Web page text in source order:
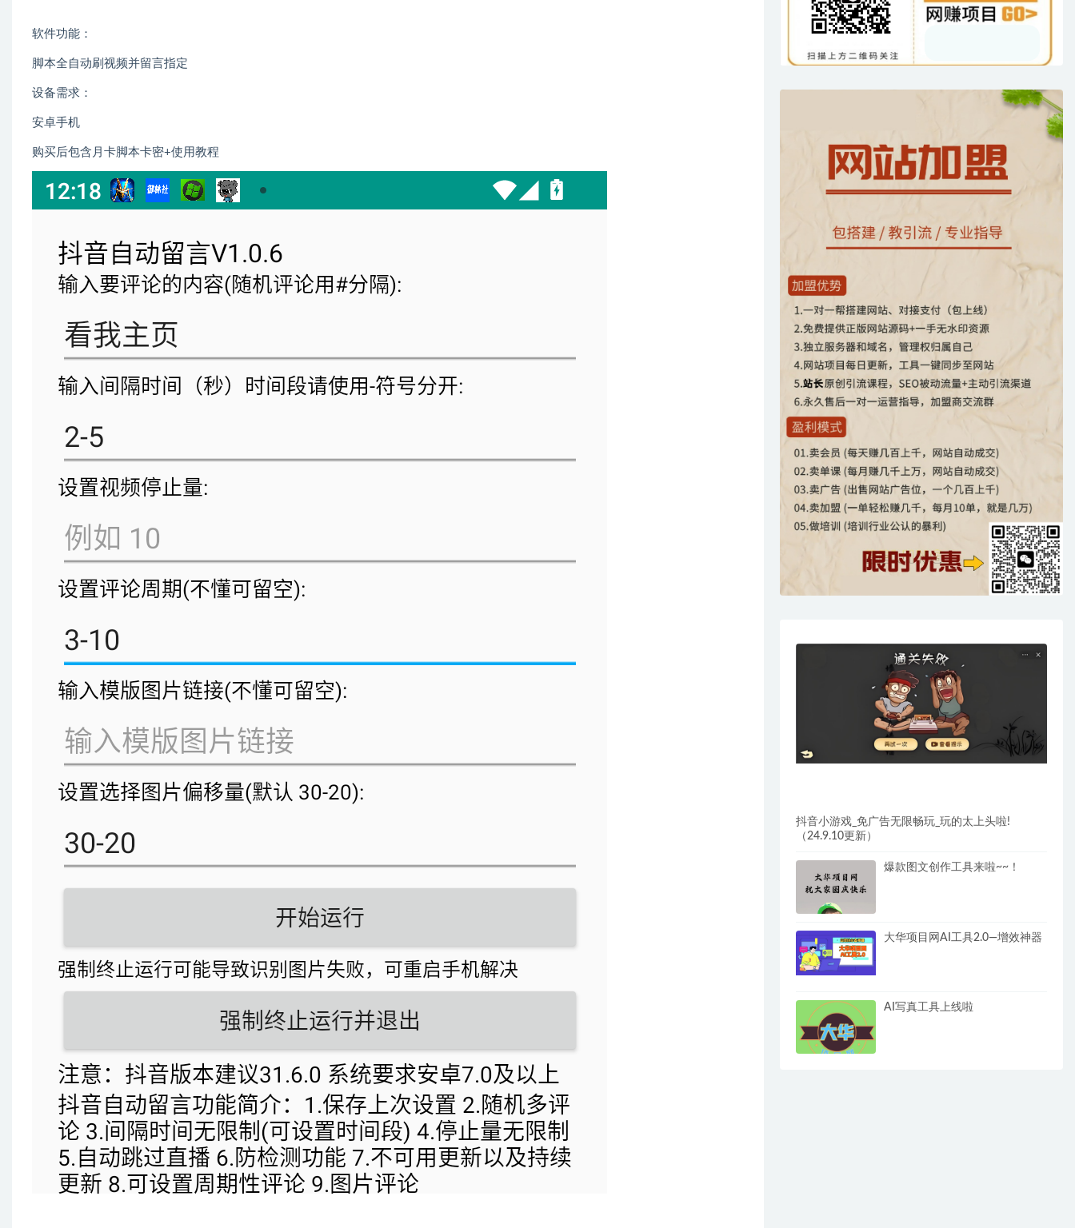
软件功能：
脚本全自动刷视频并留言指定
设备需求：
安卓手机
购买后包含月卡脚本卡密+使用教程
抖音小游戏_免广告无限畅玩_玩的太上头啦!
（24.9.10更新）
爆款图文创作工具来啦~~！
大华项目网AI工具2.0—增效神器
AI写真工具上线啦